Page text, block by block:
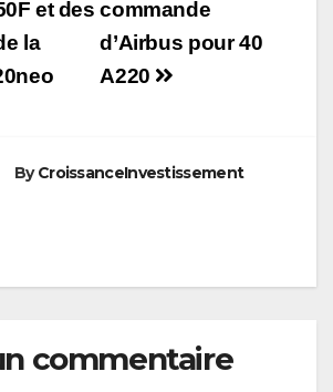
commande
d’Airbus pour 40
A220
et des
la
ByCroissanceInvestissement
commentaire